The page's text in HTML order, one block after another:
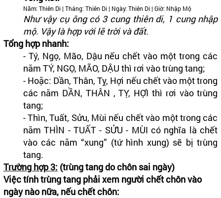
Năm: Thiên Di | Tháng: Thiên Di | Ngày: Thiên Di | Giờ: Nhập Mộ
Như vậy cụ ông có 3 cung thiên di, 1 cung nhập
mộ. Vậy là hợp với lẽ trời và đất.
Tổng hợp nhanh:
- Tý, Ngọ, Mão, Dậu nếu chết vào một trong các
năm TÝ, NGỌ, MÃO, DẬU thì rơi vào trùng tang;
- Hoặc: Dần, Thân, Tỵ, Hợi nếu chết vào một trong
các năm DẦN, THÂN , TỴ, HỢI thì rơi vào trùng
tang;
- Thìn, Tuất, Sửu, Mùi nếu chết vào một trong các
năm THÌN - TUẤT - SỬU - MÙI có nghĩa là chết
vào các năm “xung” (tứ hình xung) sẽ bị trùng
tang.
Trường hợp 3: (trùng tang do chôn sai ngày)
Việc tính trùng tang phải xem người chết chôn vào
ngày nào nữa, nếu chết chôn: